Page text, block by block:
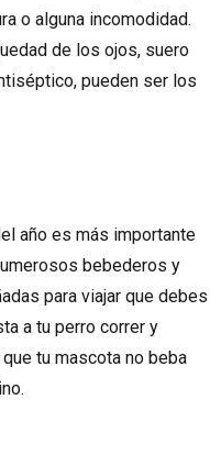
o alguna incomodidad.
de los ojos, suero
pueden ser los
año es más importante
bebederos y
para viajar que debes
a tu perro correr y
tu mascota no beba